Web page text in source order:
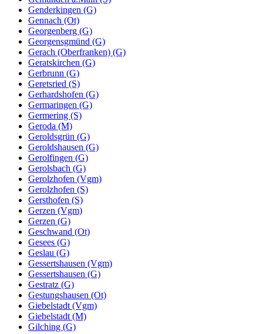
Genderkingen (G)
Gennach (Ot)
Georgenberg (G)
Georgensgmünd (G)
Gerach (Oberfranken) (G)
Geratskirchen (G)
Gerbrunn (G)
Geretsried (S)
Gerhardshofen (G)
Germaringen (G)
Germering (S)
Geroda (M)
Geroldsgrün (G)
Geroldshausen (G)
Gerolfingen (G)
Gerolsbach (G)
Gerolzhofen (Vgm)
Gerolzhofen (S)
Gersthofen (S)
Gerzen (Vgm)
Gerzen (G)
Geschwand (Ot)
Gesees (G)
Geslau (G)
Gessertshausen (Vgm)
Gessertshausen (G)
Gestratz (G)
Gestungshausen (Ot)
Giebelstadt (Vgm)
Giebelstadt (M)
Gilching (G)